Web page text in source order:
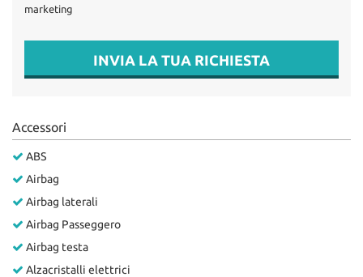
marketing
INVIA LA TUA RICHIESTA
Accessori
ABS
Airbag
Airbag laterali
Airbag Passeggero
Airbag testa
Alzacristalli elettrici
Leggi
policy
Salva
le